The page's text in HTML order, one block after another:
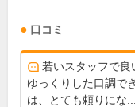
口コミ
若いスタッフで良
ゆっくりした口調で
は、とても頼りにな...